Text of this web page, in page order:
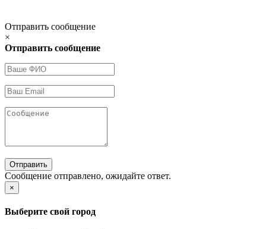
Отправить сообщение
×
Отправить сообщение
Отправить
Сообщение отправлено, ожидайте ответ.
×
Выберите свой город